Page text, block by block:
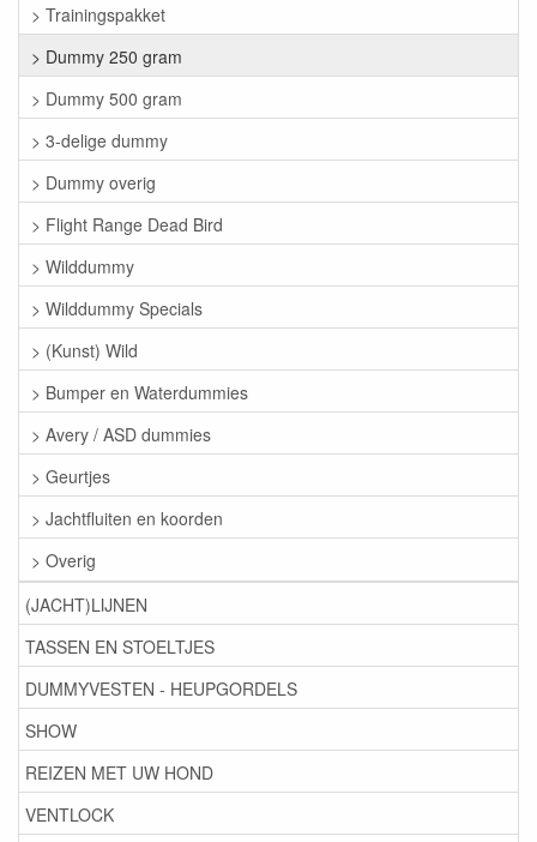
> Trainingspakket
> Dummy 250 gram
> Dummy 500 gram
> 3-delige dummy
> Dummy overig
> Flight Range Dead Bird
> Wilddummy
> Wilddummy Specials
> (Kunst) Wild
> Bumper en Waterdummies
> Avery / ASD dummies
> Geurtjes
> Jachtfluiten en koorden
> Overig
(JACHT)LIJNEN
TASSEN EN STOELTJES
DUMMYVESTEN - HEUPGORDELS
SHOW
REIZEN MET UW HOND
VENTLOCK